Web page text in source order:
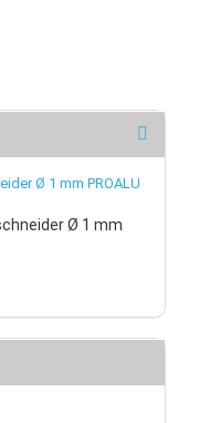
Ø 1 mm